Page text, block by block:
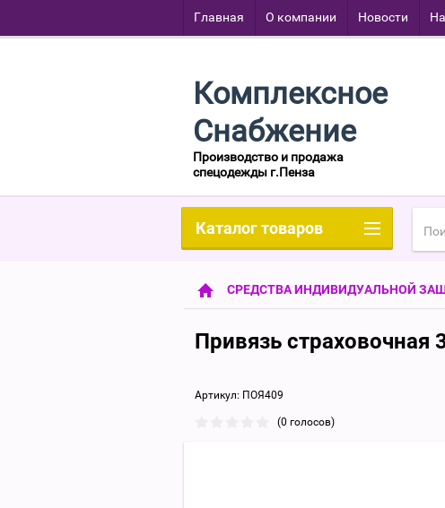
Главная О компании Новости
Комплексное
Снабжение
Производство и продажа
спецодежды г.Пенза
СРЕДСТВА ИНДИВИДУАЛЬНОЙ
Привязь страховочная
Артикул: ПОЯ409
(0 голосов)
Каталог товаров